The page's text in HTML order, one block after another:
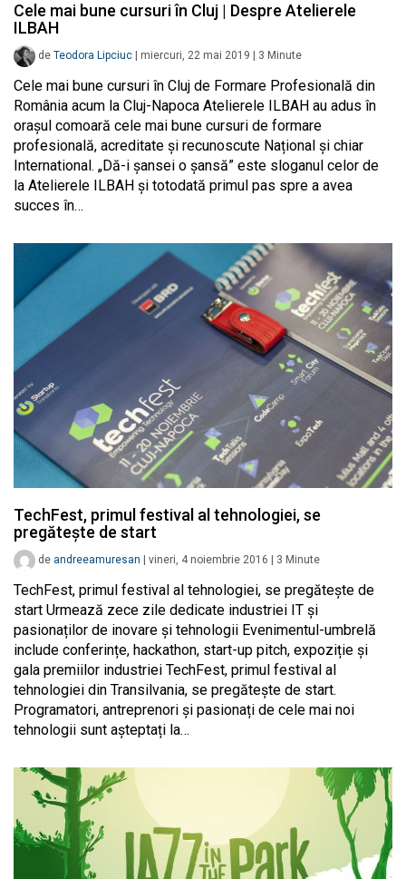
Cele mai bune cursuri în Cluj | Despre Atelierele
ILBAH
de Teodora Lipciuc miercuri, 22 mai 2019 3 Minute
Cele mai bune cursuri în Cluj de Formare Profesională din
România acum la Cluj-Napoca Atelierele ILBAH au adus în
orașul comoară cele mai bune cursuri de formare
profesională, acreditate și recunoscute Național și chiar
International. „Dă-i șansei o șansă” este sloganul celor de
la Atelierele ILBAH și totodată primul pas spre a avea
succes în…
TechFest, primul festival al tehnologiei, se
pregătește de start
de andreeamuresan vineri, 4 noiembrie 2016 3 Minute
TechFest, primul festival al tehnologiei, se pregătește de
start Urmează zece zile dedicate industriei IT și
pasionaților de inovare și tehnologii Evenimentul-umbrelă
include conferințe, hackathon, start-up pitch, expoziție și
gala premiilor industriei TechFest, primul festival al
tehnologiei din Transilvania, se pregătește de start.
Programatori, antreprenori și pasionați de cele mai noi
tehnologii sunt așteptați la…